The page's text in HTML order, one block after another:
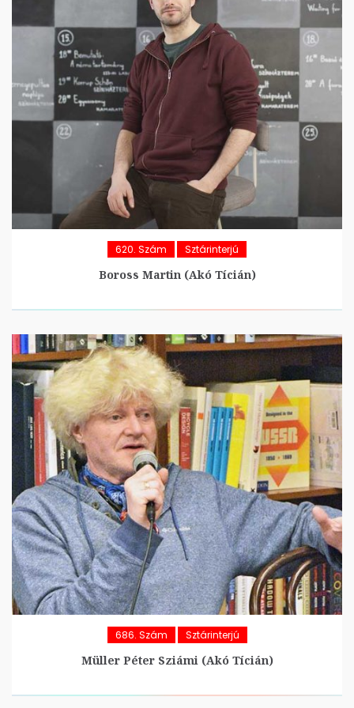
620. Szám Sztárinterjú
Boross Martin (Akó Tícián)
686. Szám Sztárinterjú
Müller Péter Sziámi (Akó Tícián)